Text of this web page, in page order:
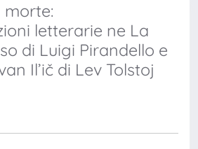
morte:
letterarie ne La
di Luigi Pirandello e
Il’ič di Lev Tolstoj